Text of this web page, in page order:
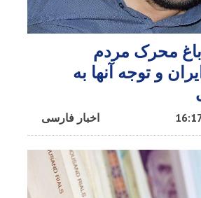
محرک مردم
و توجه آنها به
اخبار فارسی